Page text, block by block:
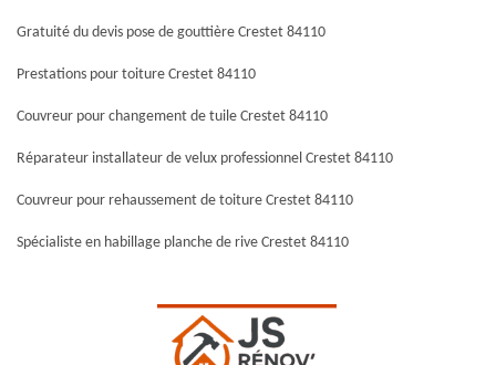
Gratuité du devis pose de gouttière Crestet 84110
Prestations pour toiture Crestet 84110
Couvreur pour changement de tuile Crestet 84110
Réparateur installateur de velux professionnel Crestet 84110
Couvreur pour rehaussement de toiture Crestet 84110
Spécialiste en habillage planche de rive Crestet 84110